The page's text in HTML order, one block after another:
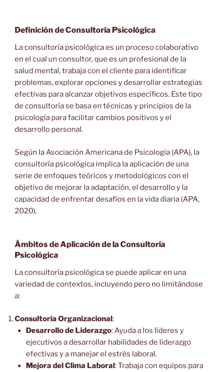
Definición de Consultoría Psicológica
La consultoría psicológica es un proceso colaborativo
en el cual un consultor, que es un profesional de la
salud mental, trabaja con el cliente para identificar
problemas, explorar opciones y desarrollar estrategias
efectivas para alcanzar objetivos específicos. Este tipo
de consultoría se basa en técnicas y principios de la
psicología para facilitar cambios positivos y el
desarrollo personal.
Según la Asociación Americana de Psicología (APA), la
consultoría psicológica implica la aplicación de una
serie de enfoques teóricos y metodológicos con el
objetivo de mejorar la adaptación, el desarrollo y la
capacidad de enfrentar desafíos en la vida diaria (APA,
2020).
Ámbitos de Aplicación de la Consultoría
Psicológica
La consultoría psicológica se puede aplicar en una
variedad de contextos, incluyendo pero no limitándose
a:
Consultoría Organizacional:
Desarrollo de Liderazgo: Ayuda a los líderes y
ejecutivos a desarrollar habilidades de liderazgo
efectivas y a manejar el estrés laboral.
Mejora del Clima Laboral: Trabaja con equipos para